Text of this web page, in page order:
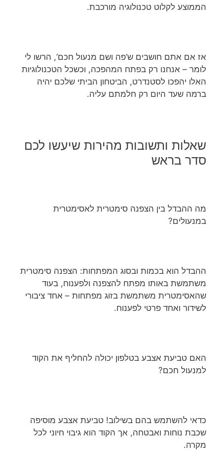
הממוצע לקלוט טכנולוגיה מורכבת.
אז אם אתם חושבים ש’פה ושם מנעול חכם‘, הרשו לי
לומר – אנחנו רק בפתח המהפכה, וכשכל הטכנולוגיות
האלו יהפכו לסטנדרט, הביטחון הביתי שלכם יהיה
ברמה שעד היום רק חלמתם עליה.
שאלות ותשובות מהירות שיעשו לכם
סדר בראש
מה ההבדל בין הצפנה סימטרית לאסימטרית
במנעולים?
ההבדל הוא בכמות ובסוג המפתחות: הצפנה סימטרית
משתמשת באותו מפתח להצפנה ולפענוח, בעוד
שהאסימטרית משתמשת בזוג מפתחות – אחד ציבורי
לשידור ואחד פרטי לפענוח.
האם טביעת אצבע בטלפון יכולה להחליף את הקוד
למנעול חכם?
כדאי להשתמש בהם בשילוב! טביעת אצבע מוסיפה
שכבת נוחות ואבטחה, אך הקוד הוא גיבוי חיוני לכל
מקרה.